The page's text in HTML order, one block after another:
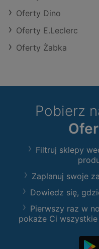
Oferty Dino
Oferty E.Leclerc
Oferty Żabka
Pobierz
Filtruj sklepy
Zaplanuj swoje
Dowiedz się,
Pierwszy raz w
pokaże Ci